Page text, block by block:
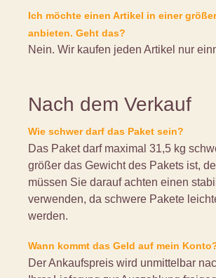
Ich möchte einen Artikel in einer
anbieten. Geht das?
Nein. Wir kaufen jeden Artikel nur
Nach dem Verkauf
Wie schwer darf das Paket sein?
Das Paket darf maximal 31,5 kg
größer das Gewicht des Pakets ist,
müssen Sie darauf achten einen
verwenden, da schwere Pakete
werden.
Wann kommt das Geld auf mein
Der Ankaufspreis wird unmittelbar